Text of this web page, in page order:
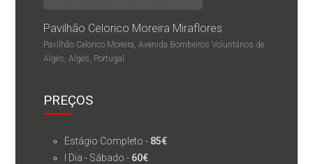
Pavilhão Celorico Moreira Miraflores
Pavilhão Celorico Moreira, Avenida Bombeiros Voluntários de
Algés, Algés, Portugal
PREÇOS
Estágio Completo - 85€
I Dia - Sábado - 60€